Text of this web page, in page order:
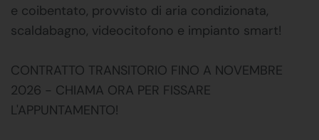
e coibentato, provvisto di aria condizionata,
scaldabagno, videocitofono e impianto smart!
CONTRATTO TRANSITORIO FINO A NOVEMBRE
2026 - CHIAMA ORA PER FISSARE
L'APPUNTAMENTO!